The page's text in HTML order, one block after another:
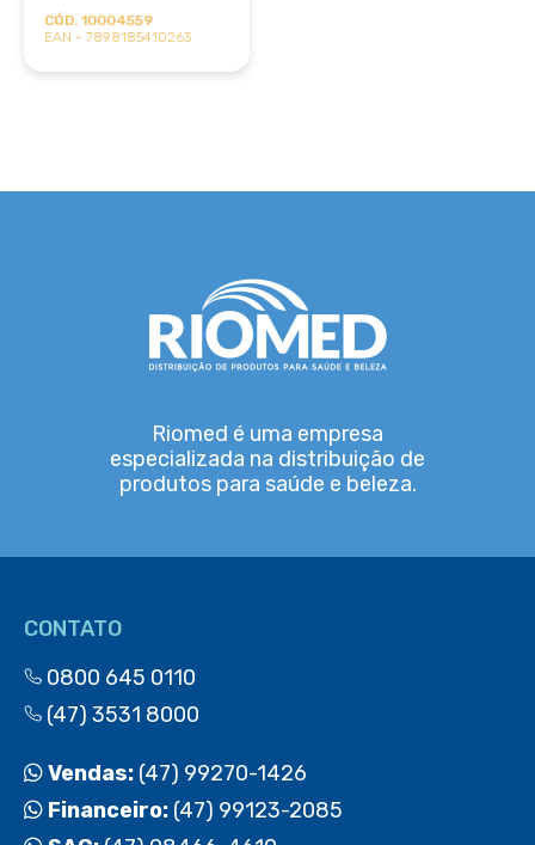
CÓD. 10004559
EAN - 7898185410263
Riomed é uma empresa
especializada na distribuição de
produtos para saúde e beleza.
CONTATO
0800 645 0110
(47) 3531 8000
Vendas: (47) 99270-1426
Financeiro: (47) 99123-2085